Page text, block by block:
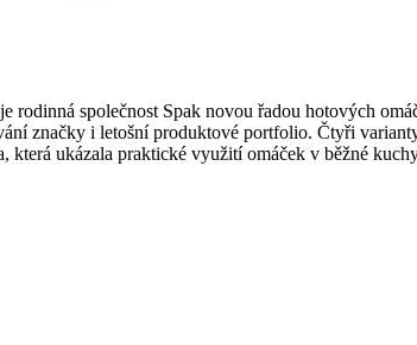
společnost Spak novou řadou hotových
značky i letošní produktové portfolio. Čtyři
která ukázala praktické využití omáček v běžné